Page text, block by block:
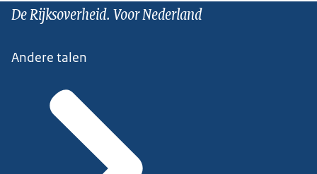
De Rijksoverheid. Voor Nederland
Andere talen